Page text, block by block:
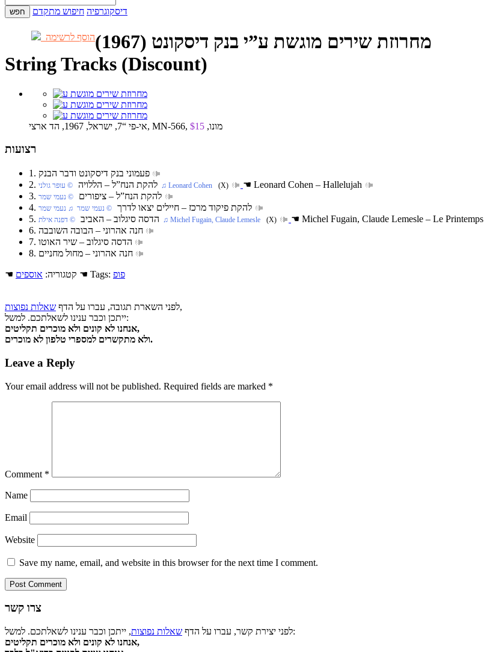
דיסקוגרפיה חיפוש מתקדם
הוסף לרשימה
מחרוזת שירים מוגשת ע”י בנק דיסקונט (1967)
String Tracks (Discount)
אי-פי “7, ישראל, 1967, הד ארצי, MN-566, מונו, $15
רצועות
1. פעמוני בנק דיסקונט ודבר הבנק
2. להקת הנח”ל‏ – הללויה ‏ © עופר גולני‏ ♫ Leonard Cohen (X) ☚ Leonard Cohen – Hallelujah
3. להקת הנח”ל‏ – ציפורים ‏ © נעמי שמר
4. להקת פיקוד מרכז‏ – חיילים יצאו לדרך ‏ © נעמי שמר‏ ♫ נעמי שמר
5. הדסה סיגלוב‏ – האביב ‏ © דפנה אילת‏ ♫ Michel Fugain, Claude Lemesle (X) ☚ Michel Fugain, Claude Lemesle – Le Printemps
6. חנה אהרוני‏ – הבובה השובבה
7. הדסה סיגלוב‏ – שיר האוטו
8. חנה אהרוני‏ – מחול מחניים
☚ קטגוריה: אוספים ☚ Tags: פופ
לפני השארת תגובה, עברו על הדף שאלות נפוצות
,
ייתכן וכבר ענינו לשאלתכם. למשל:
אנחנו לא קונים ולא מוכרים תקליטים,
ולא מתקשרים למספרי טלפון לא מוכרים.
Leave a Reply
Your email address will not be published. Required fields are marked *
Comment *
Name
Email
Website
Save my name, email, and website in this browser for the next time I comment.
צרו קשר
לפני יצירת קשר, עברו על הדף שאלות נפוצות
, ייתכן וכבר ענינו לשאלתכם. למשל:
אנחנו לא קונים ולא מוכרים תקליטים,